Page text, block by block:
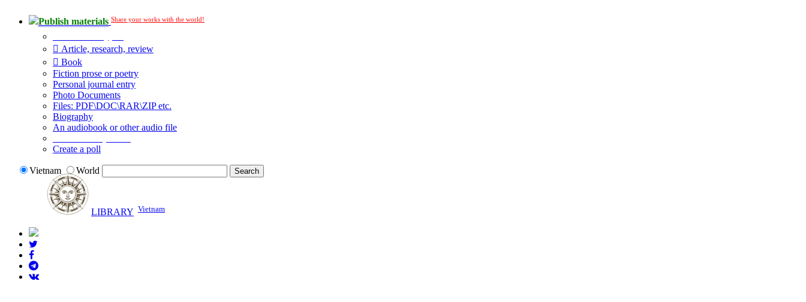
Publish materials Share your works with the world!
Article, research, review
Book
Fiction prose or poetry
Personal journal entry
Photo Documents
Files: PDF\DOC\RAR\ZIP etc.
Biography
An audiobook or other audio file
Create a poll
Vietnam World
LIBRARY Vietnam